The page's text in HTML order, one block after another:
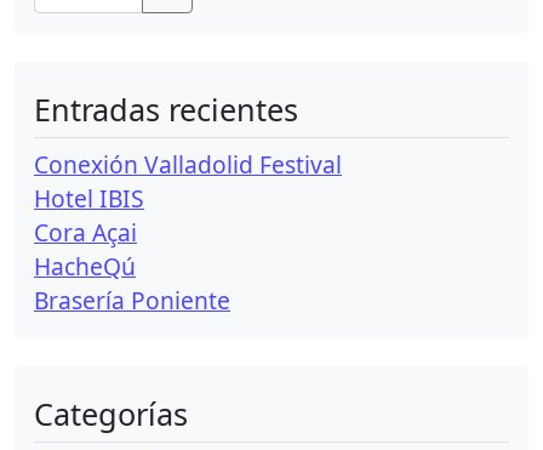
Entradas recientes
Conexión Valladolid Festival
Hotel IBIS
Cora Açai
HacheQú
Brasería Poniente
Categorías